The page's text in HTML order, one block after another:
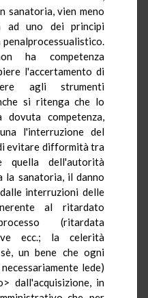
sanatoria, vien meno
ad uno dei principi
ha competenza
l'accertamento di
agli strumenti
si ritenga che lo
competenza,
l'interruzione del
evitare difformità tra
quella dell'autorità
la sanatoria, il danno
interruzioni delle
al ritardato
(ritardata
ecc.; la celerità
un bene che ogni
lede)
dall'acquisizione, in